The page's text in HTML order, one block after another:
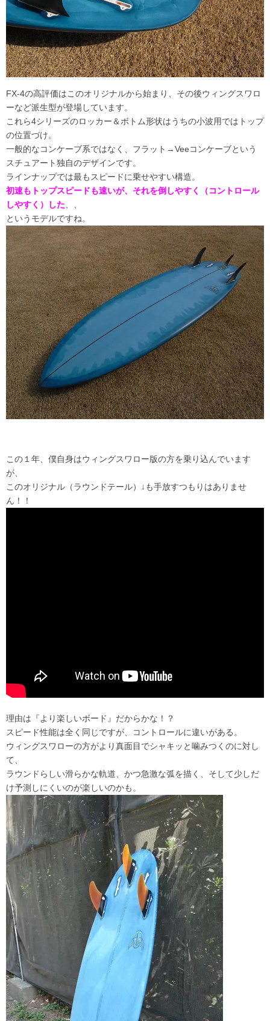
FX-4の高評価はこのオリジナルから始まり、その後ウィングスワロ
ーなど派生型が登場しています。
これら4シリーズのロッカー＆ボトム形状はうちの小波用ではトップ
の位置づけ。
一般的なコンケーブ系ではなく、フラット→Veeコンケーブという
スチュアート独自のデザインです。
ラインナップでは最もスピードに乗せやすい構造。
初速もトップスピードも速いが、それを倒しやすく（コントロール
しやすく）した、、
というモデルですね。
この１年、僕自身はウィングスワロー版の方を乗り込んでいます
が、
このオリジナル（ラウンドテール）↓も手放すつもりはありませ
ん！！
理由は『より楽しいボード』だからかな！？
スピード性能は全く同じですが、コントロールに違いがある。
ウィングスワローの方がより真面目でシャキッと噛みつくのに対し
て、
ラウンドらしい滑らかな軌道、かつ急激な弧を描く、そして少しだ
け予測しにくいのが楽しいのかも。